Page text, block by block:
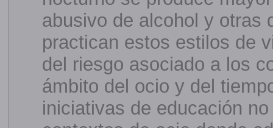
abusivo de alcohol y otras
practican estos estilos de
del riesgo asociado a los
ámbito del ocio y del
iniciativas de educación